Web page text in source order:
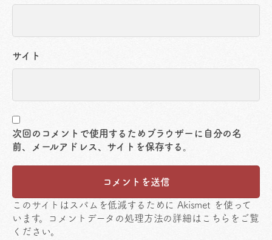
サイト
次回のコメントで使用するためブラウザーに自分の名
前、メールアドレス、サイトを保存する。
このサイトはスパムを低減するために Akismet を使って
います。
コメントデータの処理方法の詳細はこちらをご覧
ください。